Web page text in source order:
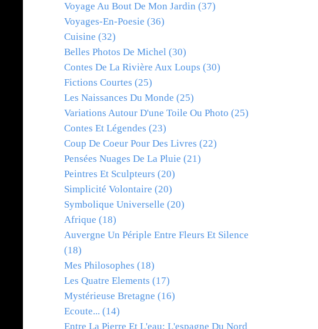
Voyage Au Bout De Mon Jardin (37)
Voyages-En-Poesie (36)
Cuisine (32)
Belles Photos De Michel (30)
Contes De La Rivière Aux Loups (30)
Fictions Courtes (25)
Les Naissances Du Monde (25)
Variations Autour D'une Toile Ou Photo (25)
Contes Et Légendes (23)
Coup De Coeur Pour Des Livres (22)
Pensées Nuages De La Pluie (21)
Peintres Et Sculpteurs (20)
Simplicité Volontaire (20)
Symbolique Universelle (20)
Afrique (18)
Auvergne Un Périple Entre Fleurs Et Silence
(18)
Mes Philosophes (18)
Les Quatre Elements (17)
Mystérieuse Bretagne (16)
Ecoute... (14)
Entre La Pierre Et L'eau: L'espagne Du Nord